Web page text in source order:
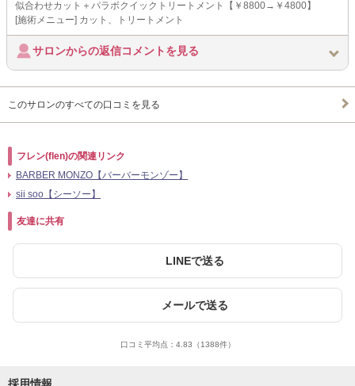
似合わせカット＋パラボクイックトリートメント【￥8800→￥4800】
[施術メニュー] カット、トリートメント
サロンからの返信コメントを見る
このサロンのすべての口コミを見る
フレン(flen)の関連リンク
BARBER MONZO【バーバーモンゾー】
sii soo【シーソー】
友達に共有
LINEで送る
メールで送る
口コミ平均点： 4.83 （1388件）